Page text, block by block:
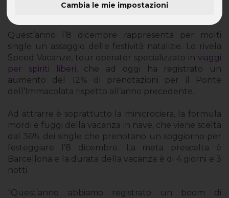
Cambia le mie impostazioni
I single italiani festeggiano tra le onde
Quest’anno l’8 dicembre rappresenta per molti
single un assaggio delle festività natalizie. Lo rivela
Speed Vacanze, tour operator specializzato in viaggi
per spiriti liberi, che ad oggi ha registrato un
aumento del 12% di prenotazioni per il Ponte
dell’Immacolata rispetto all’anno precedente.
Ad attrarre è soprattutto la minicrociera, la formula
mordi e fuggi della vacanza in nave, che viene scelta
dal 36% dei single che prenotano un soggiorno per
festeggiare l’8 dicembre. La meta prescelta è
Barcellona e la durata della vacanza è di 4 giorni e 3
notti.
“Quest’anno abbiamo registrato un boom di